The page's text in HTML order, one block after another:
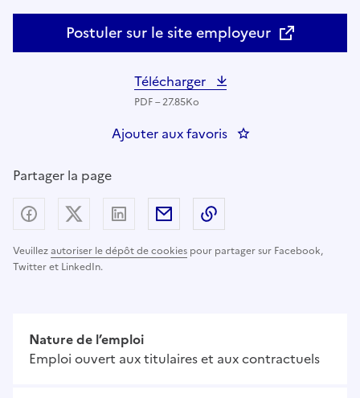
Postuler sur le site employeur
Télécharger
PDF – 27.85Ko
Ajouter aux favoris
Partager la page
Veuillezautoriser le dépôt de cookies pour partager sur Facebook,
Twitter et LinkedIn.
Partager sur Facebook
Partager sur X (anciennement Twitter) -
Partager sur LinkedIn
Partager par email
Nature de l’emploi
Emploi ouvert aux titulaires et aux contractuels